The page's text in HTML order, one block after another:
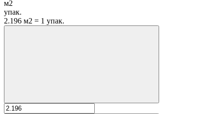
м2
упак.
2.196 м2 = 1 упак.